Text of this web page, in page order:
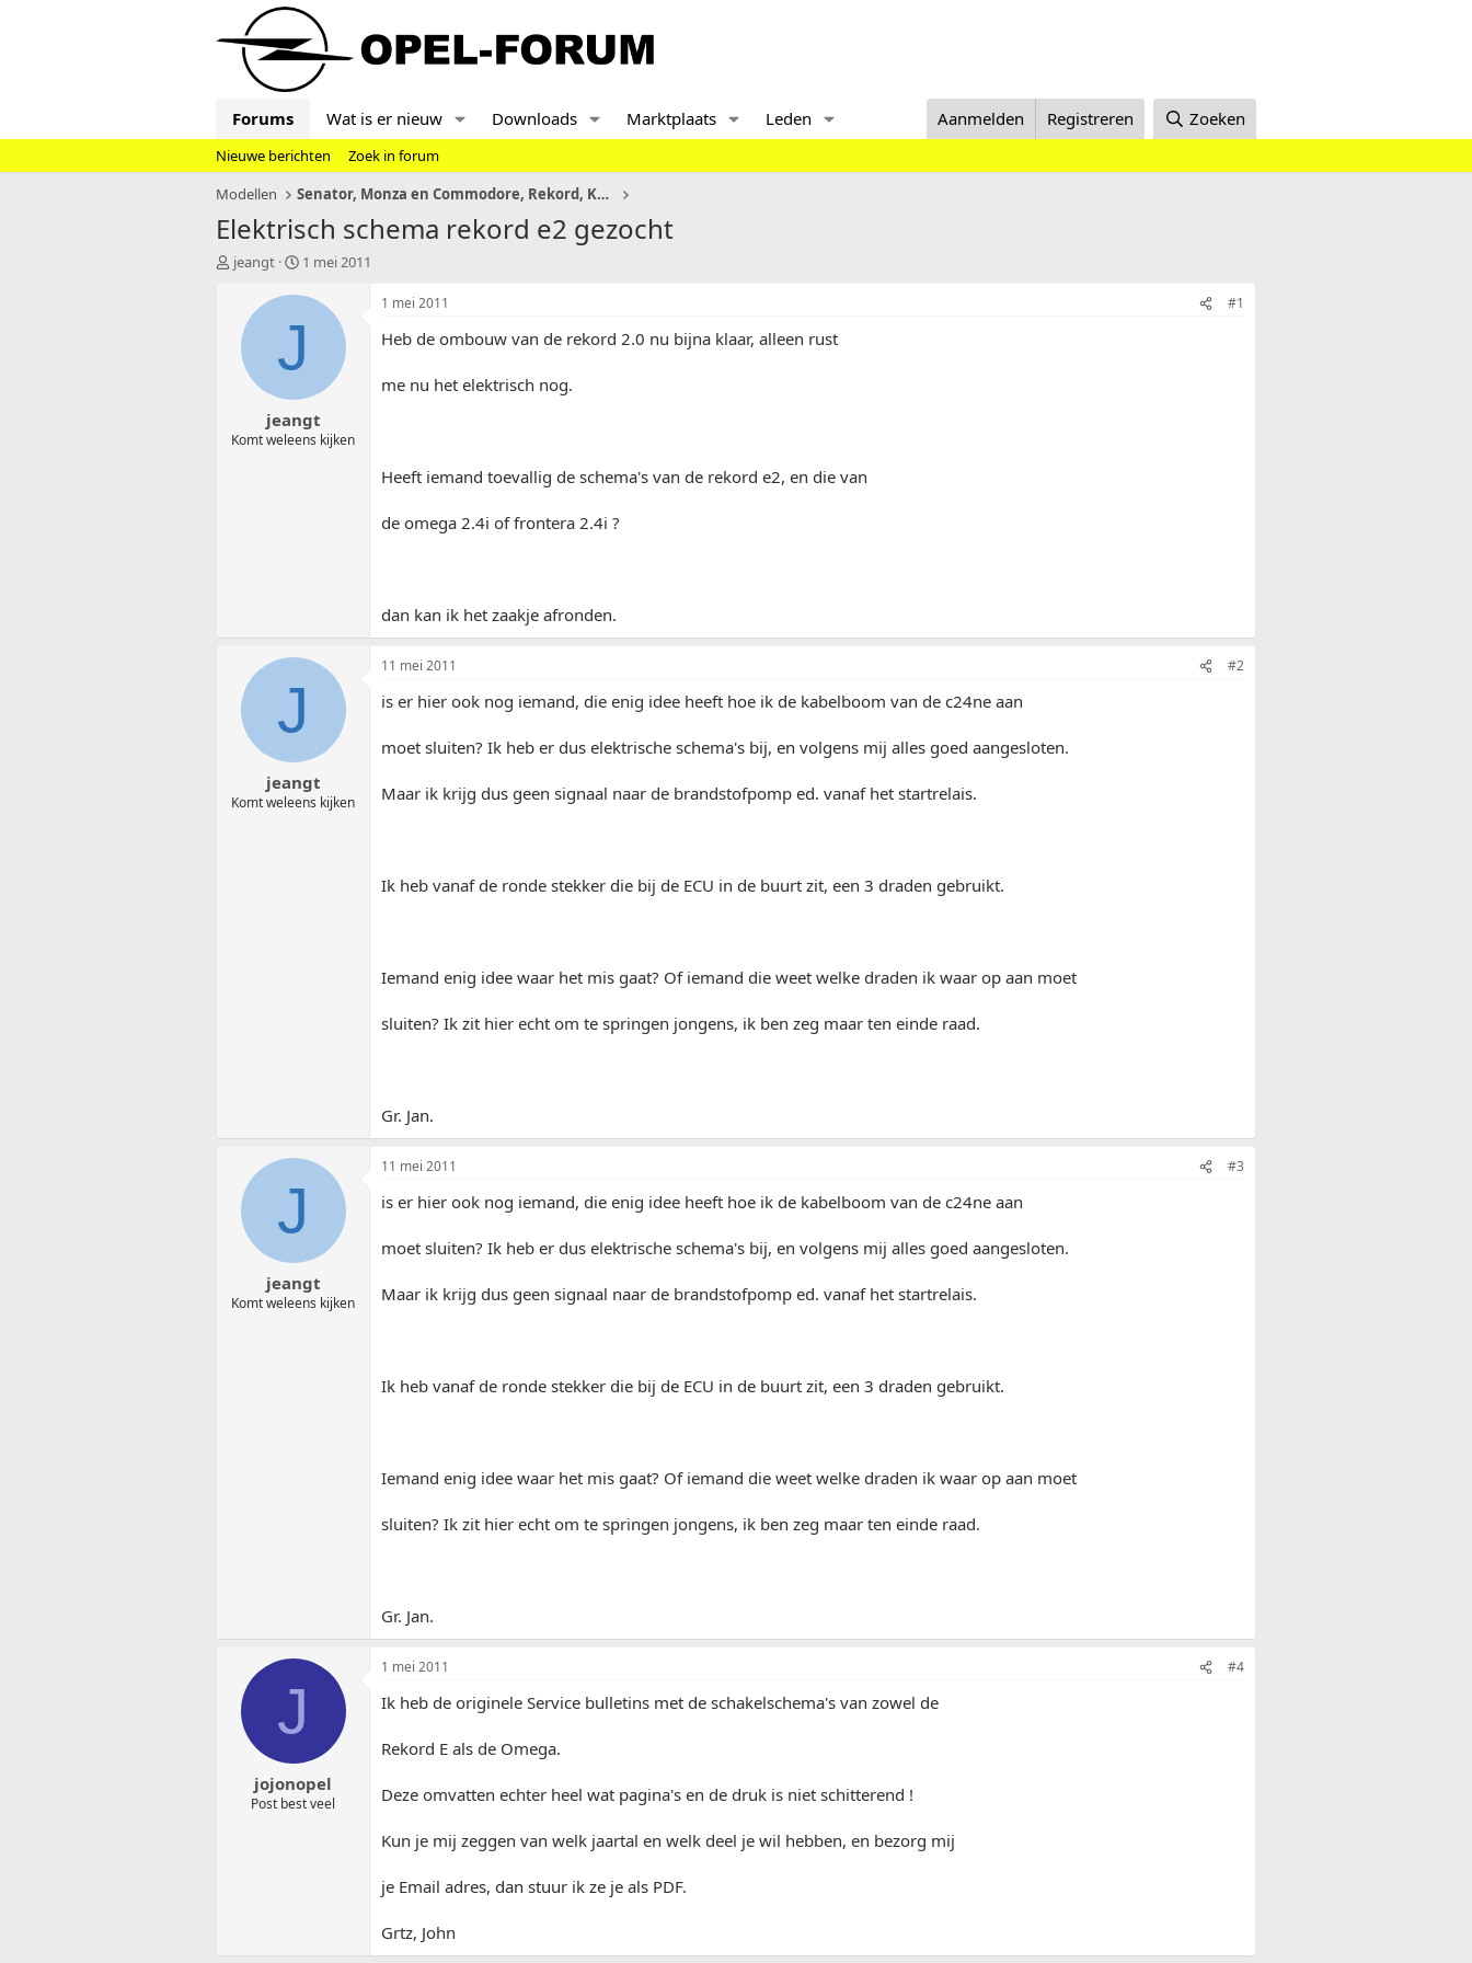
Forums Wat is er nieuw Downloads Marktplaats Leden Aanmelden Registreren Zoeken
Nieuwe berichten
Zoek in forum
Modellen
Senator, Monza en Commodore, Rekord, KAD
Elektrisch schema rekord e2 gezocht
T
t
jeangt
S
a
d
t
u
m
1 mei 2011
J
jeangt
Komt weleens kijken
1 mei 2011 #1
Heb de ombouw van de rekord 2.0 nu bijna klaar, alleen rust
me nu het elektrisch nog.
Heeft iemand toevallig de schema's van de rekord e2, en die van
de omega 2.4i of frontera 2.4i ?
dan kan ik het zaakje afronden.
J
jeangt
Komt weleens kijken
11 mei 2011 #2
is er hier ook nog iemand, die enig idee heeft hoe ik de kabelboom van de c24ne aan
moet sluiten? Ik heb er dus elektrische schema's bij, en volgens mij alles goed aangesloten.
Maar ik krijg dus geen signaal naar de brandstofpomp ed. vanaf het startrelais.
Ik heb vanaf de ronde stekker die bij de ECU in de buurt zit, een 3 draden gebruikt.
Iemand enig idee waar het mis gaat? Of iemand die weet welke draden ik waar op aan moet
sluiten? Ik zit hier echt om te springen jongens, ik ben zeg maar ten einde raad.
Gr. Jan.
J
jeangt
Komt weleens kijken
11 mei 2011 #3
is er hier ook nog iemand, die enig idee heeft hoe ik de kabelboom van de c24ne aan
moet sluiten? Ik heb er dus elektrische schema's bij, en volgens mij alles goed aangesloten.
Maar ik krijg dus geen signaal naar de brandstofpomp ed. vanaf het startrelais.
Ik heb vanaf de ronde stekker die bij de ECU in de buurt zit, een 3 draden gebruikt.
Iemand enig idee waar het mis gaat? Of iemand die weet welke draden ik waar op aan moet
sluiten? Ik zit hier echt om te springen jongens, ik ben zeg maar ten einde raad.
Gr. Jan.
J
jojonopel
Post best veel
1 mei 2011 #4
Ik heb de originele Service bulletins met de schakelschema's van zowel de
Rekord E als de Omega.
Deze omvatten echter heel wat pagina's en de druk is niet schitterend !
Kun je mij zeggen van welk jaartal en welk deel je wil hebben, en bezorg mij
je Email adres, dan stuur ik ze je als PDF.
Grtz, John